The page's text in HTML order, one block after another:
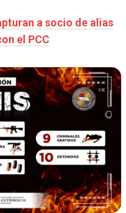
a socio de alias
el PCC